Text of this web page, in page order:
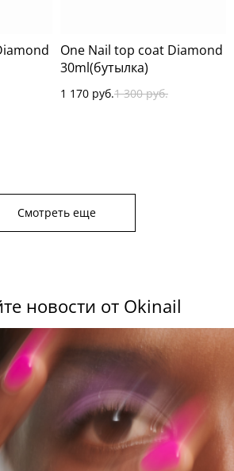
One Nail top coat Diamond
30ml(бутылка)
1 170 руб.1 300 руб.
Смотреть еще
новости от Okinail